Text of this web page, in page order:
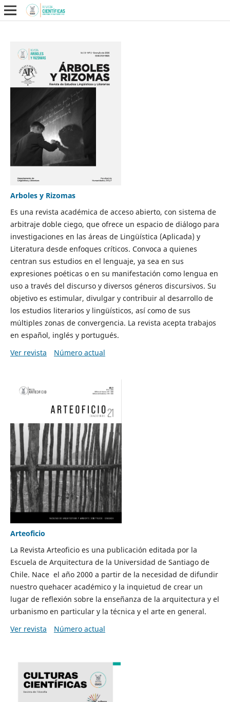
Arboles y Rizomas
Es una revista académica de acceso abierto, con sistema de
arbitraje doble ciego, que ofrece un espacio de diálogo para
investigaciones en las áreas de Lingüística (Aplicada) y
Literatura desde enfoques críticos. Convoca a quienes
centran sus estudios en el lenguaje, ya sea en sus
expresiones poéticas o en su manifestación como lengua en
uso a través del discurso y diversos géneros discursivos. Su
objetivo es estimular, divulgar y contribuir al desarrollo de
los estudios literarios y lingüísticos, así como de sus
múltiples zonas de convergencia. La revista acepta trabajos
en español, inglés y portugués.
Ver revista
Número actual
Arteoficio
La Revista Arteoficio es una publicación editada por la
Escuela de Arquitectura de la Universidad de Santiago de
Chile. Nace el año 2000 a partir de la necesidad de difundir
nuestro quehacer académico y la inquietud de crear un
lugar de reflexión sobre la enseñanza de la arquitectura y el
urbanismo en particular y la técnica y el arte en general.
Ver revista
Número actual